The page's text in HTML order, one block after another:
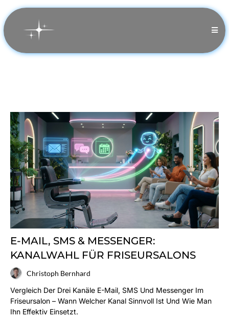
E-MAIL, SMS & MESSENGER:
KANALWAHL FÜR FRISEURSALONS
Christoph Bernhard
Vergleich Der Drei Kanäle E-Mail, SMS Und Messenger Im
Friseursalon – Wann Welcher Kanal Sinnvoll Ist Und Wie Man
Ihn Effektiv Einsetzt.